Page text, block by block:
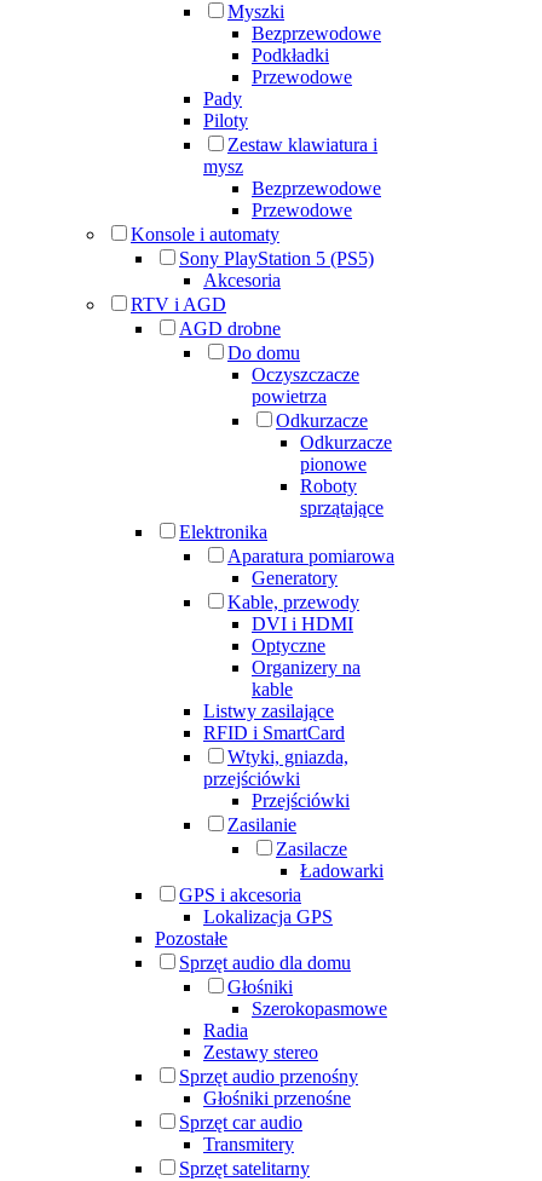
Myszki
Bezprzewodowe
Podkładki
Przewodowe
Pady
Piloty
Zestaw klawiatura i
mysz
Bezprzewodowe
Przewodowe
Konsole i automaty
Sony PlayStation 5 (PS5)
Akcesoria
RTV i AGD
AGD drobne
Do domu
Oczyszczacze
powietrza
Odkurzacze
Odkurzacze
pionowe
Roboty
sprzątające
Elektronika
Aparatura pomiarowa
Generatory
Kable, przewody
DVI i HDMI
Optyczne
Organizery na
kable
Listwy zasilające
RFID i SmartCard
Wtyki, gniazda,
przejściówki
Przejściówki
Zasilanie
Zasilacze
Ładowarki
GPS i akcesoria
Lokalizacja GPS
Pozostałe
Sprzęt audio dla domu
Głośniki
Szerokopasmowe
Radia
Zestawy stereo
Sprzęt audio przenośny
Głośniki przenośne
Sprzęt car audio
Transmitery
Sprzęt satelitarny